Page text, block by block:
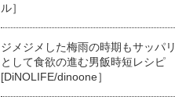
ル］
ジメジメした梅雨の時期もサッパリ
として食欲の進む男飯時短レシピ
[DiNOLIFE/dinoone］